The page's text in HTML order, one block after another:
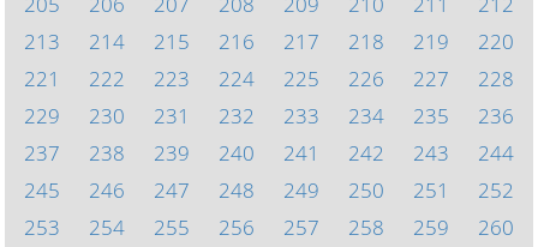
213
214 215 216 217 218 219
220
221
222 223 224 225 226 227
228
229
230 231 232 233 234 235
236
237
238 239 240 241 242 243
244
245
246 247 248 249 250 251
252
253
254 255 256 257 258 259
260